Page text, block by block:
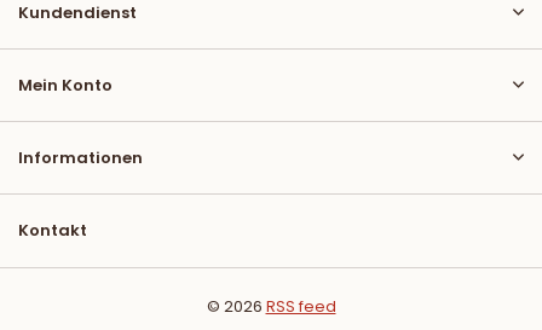
Kundendienst
Mein Konto
Informationen
Kontakt
© 2026 RSS feed